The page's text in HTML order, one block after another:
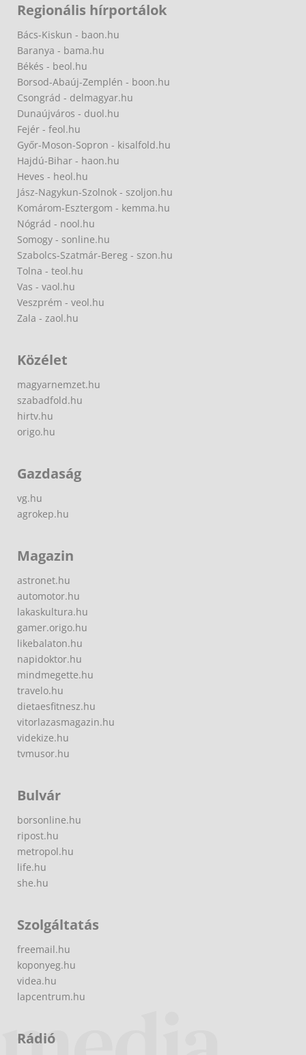
Regionális hírportálok
Bács-Kiskun - baon.hu
Baranya - bama.hu
Békés - beol.hu
Borsod-Abaúj-Zemplén - boon.hu
Csongrád - delmagyar.hu
Dunaújváros - duol.hu
Fejér - feol.hu
Győr-Moson-Sopron - kisalfold.hu
Hajdú-Bihar - haon.hu
Heves - heol.hu
Jász-Nagykun-Szolnok - szoljon.hu
Komárom-Esztergom - kemma.hu
Nógrád - nool.hu
Somogy - sonline.hu
Szabolcs-Szatmár-Bereg - szon.hu
Tolna - teol.hu
Vas - vaol.hu
Veszprém - veol.hu
Zala - zaol.hu
Közélet
magyarnemzet.hu
szabadfold.hu
hirtv.hu
origo.hu
Gazdaság
vg.hu
agrokep.hu
Magazin
astronet.hu
automotor.hu
lakaskultura.hu
gamer.origo.hu
likebalaton.hu
napidoktor.hu
mindmegette.hu
travelo.hu
dietaesfitnesz.hu
vitorlazasmagazin.hu
videkize.hu
tvmusor.hu
Bulvár
borsonline.hu
ripost.hu
metropol.hu
life.hu
she.hu
Szolgáltatás
freemail.hu
koponyeg.hu
videa.hu
lapcentrum.hu
Rádió